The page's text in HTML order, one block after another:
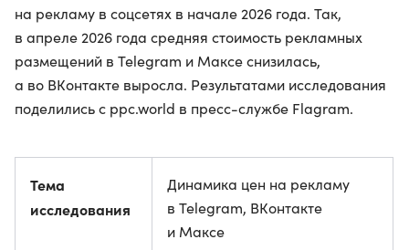
на рекламу в соцсетях в начале 2026 года. Так,
в апреле 2026 года средняя стоимость рекламных
размещений в Telegram и Максе снизилась,
а во ВКонтакте выросла. Результатами исследования
поделились с ppc.world в пресс-службе Flagram.
Тема
исследования
Динамика цен на рекламу
в Telegram, ВКонтакте
и Максе